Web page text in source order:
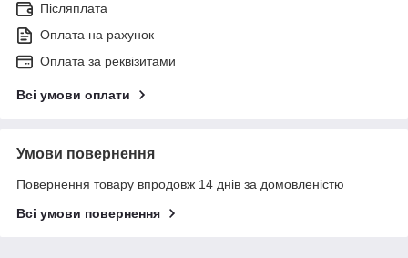
Післяплата
Оплата на рахунок
Оплата за реквізитами
Всі умови оплати
Умови повернення
Повернення товару впродовж 14 днів за домовленістю
Всі умови повернення